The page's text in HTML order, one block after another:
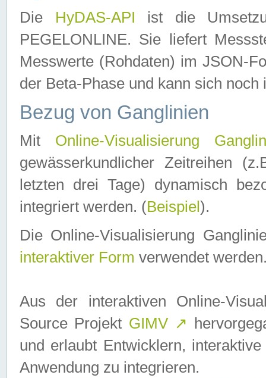
Die HyDAS-API ist die
PEGELONLINE. Sie liefert
Messwerte (Rohdaten) im JSON-
der Beta-Phase und kann sich noch
Bezug von Ganglinien
Mit Online-Visualisierung
gewässerkundlicher Zeitreihen
letzten drei Tage) dynamisch
integriert werden. (Beispiel ).
Die Online-Visualisierung
interaktiver Form verwendet
Aus der interaktiven Online-
Source Projekt GIMV ↗
und erlaubt Entwicklern,
Anwendung zu integrieren.